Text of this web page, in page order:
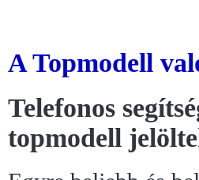
A Topmodell
Telefonos
topmodell